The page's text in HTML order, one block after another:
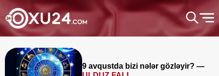
nələr gözləyir? —
Müəllimlərin